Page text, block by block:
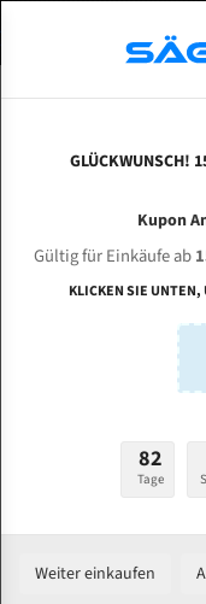
AMADA HFA -
ABOUTS
ENGLISH
Bi-Metall Meterware
Fleischerei
Bandmesser Glatt
Konvex Meterware
GLÜCKWUNSCH!
Kupon
Gültig für Einkäufe ab
KLICKEN SIE UNTEN,
82
Tage
Weiter einkaufen